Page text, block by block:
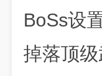
BoSs设
掉落顶